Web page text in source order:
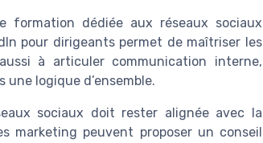
formation dédiée aux réseaux sociaux
pour dirigeants permet de maîtriser les
à articuler communication interne,
logique d’ensemble.
sociaux doit rester alignée avec la
marketing peuvent proposer un conseil